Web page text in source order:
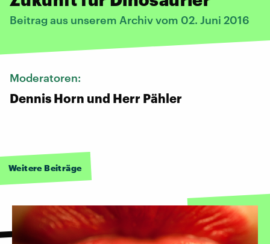
Beitrag aus unserem Archiv vom 02. Juni 2016
Moderatoren:
Dennis Horn und Herr Pähler
Weitere Beiträge